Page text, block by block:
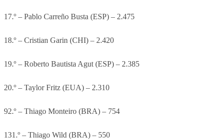
17.º – Pablo Carreño Busta (ESP) – 2.475
18.º – Cristian Garin (CHI) – 2.420
19.º – Roberto Bautista Agut (ESP) – 2.385
20.º – Taylor Fritz (EUA) – 2.310
92.º – Thiago Monteiro (BRA) – 754
131.º – Thiago Wild (BRA) – 550